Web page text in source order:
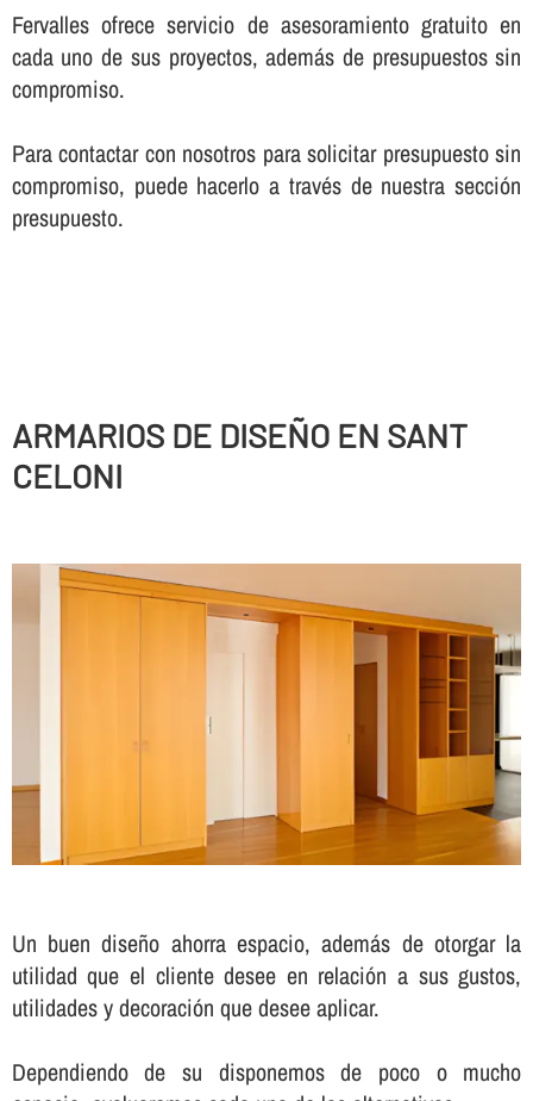
Fervalles ofrece servicio de asesoramiento gratuito en
cada uno de sus proyectos, además de presupuestos sin
compromiso.
Para contactar con nosotros para solicitar presupuesto sin
compromiso, puede hacerlo a través de nuestra sección
presupuesto.
ARMARIOS DE DISEÑO EN SANT
CELONI
Un buen diseño ahorra espacio, además de otorgar la
utilidad que el cliente desee en relación a sus gustos,
utilidades y decoración que desee aplicar.
Dependiendo de su disponemos de poco o mucho